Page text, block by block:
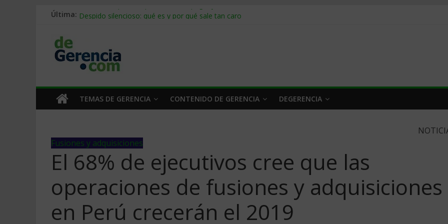
Última: Stablecoins para empresas: cómo pagar y cobrar en 2026
Trabajo forzoso en la cadena de suministro: qué hacer
Mercado hispano de EE. UU.: cómo segmentarlo y venderle
TEMAS DE GERENCIA CONTENIDO DE GERENCIA DEGERENCIA
Fusiones y adquisiciones
El 68% de ejecutivos cree que las
operaciones de fusiones y adquisiciones
en Perú crecerán el 2019